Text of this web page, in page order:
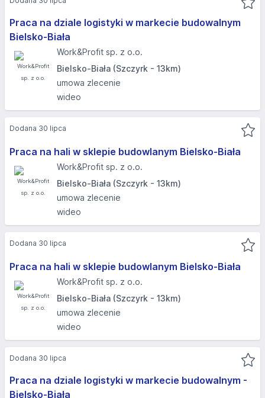
Praca na dziale logistyki w markecie budowalnym
Bielsko-Biała
Work&Profit sp. z o.o.
Bielsko-Biała (Szczyrk - 13km)
umowa zlecenie
wideo
Praca na hali w sklepie budowlanym Bielsko-Biała
Work&Profit sp. z o.o.
Bielsko-Biała (Szczyrk - 13km)
umowa zlecenie
wideo
Dodana 30 lipca
Praca na hali w sklepie budowlanym Bielsko-Biała
Work&Profit sp. z o.o.
Bielsko-Biała (Szczyrk - 13km)
umowa zlecenie
wideo
Dodana 30 lipca
Praca na dziale logistyki w markecie budowalnym -
Bielsko-Biała
Dodana 30 lipca